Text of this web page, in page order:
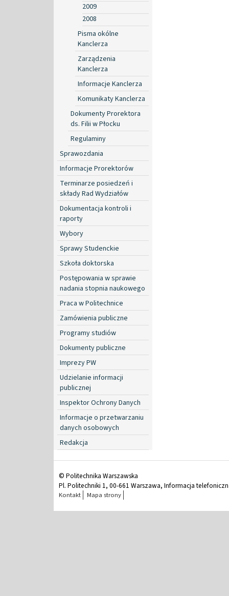
2009
2008
Pisma okólne
Kanclerza
Zarządzenia
Kanclerza
Informacje Kanclerza
Komunikaty Kanclerza
Dokumenty Prorektora
ds. Filii w Płocku
Regulaminy
Sprawozdania
Informacje Prorektorów
Terminarze posiedzeń i
składy Rad Wydziałów
Dokumentacja kontroli i
raporty
Wybory
Sprawy Studenckie
Szkoła doktorska
Postępowania w sprawie
nadania stopnia naukowego
Praca w Politechnice
Zamówienia publiczne
Programy studiów
Dokumenty publiczne
Imprezy PW
Udzielanie informacji
publicznej
Inspektor Ochrony Danych
Informacje o przetwarzaniu
danych osobowych
Redakcja
© Politechnika Warszawska
Pl. Politechniki 1, 00-661 Warszawa, Informacja
Kontakt Mapa strony